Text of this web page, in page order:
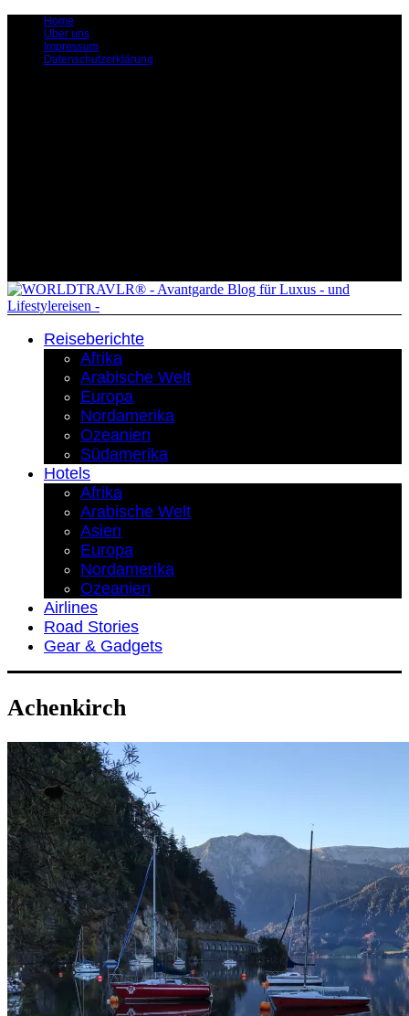
Home
Über uns
Impressum
Datenschutzerklärung
Reiseberichte
Afrika
Arabische Welt
Europa
Nordamerika
Ozeanien
Südamerika
Hotels
Afrika
Arabische Welt
Asien
Europa
Nordamerika
Ozeanien
Airlines
Road Stories
Gear & Gadgets
Achenkirch